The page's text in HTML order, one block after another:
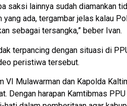
saksi lainnya sudah diamankan
ada, tergambar jelas kalau
sebagai tersangka,” beber Ivan.
terpancing dengan situasi di
peristiwa tersebut.
VI Mulawarman dan Kapolda
Dengan harapan Kamtibmas PPU